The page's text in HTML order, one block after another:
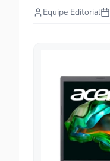
Equipe Editorial